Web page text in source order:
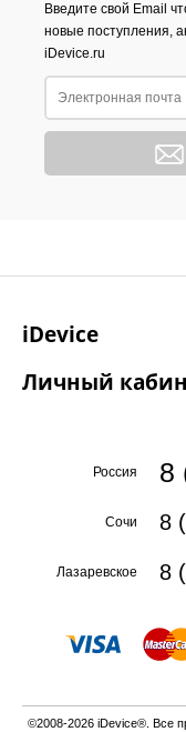
Введите свой Email
новые поступления,
iDevice.ru
iDevice
Личный
Россия 8
Сочи 8
Лазаревское 8
©2008-2026 iDevice®. Все